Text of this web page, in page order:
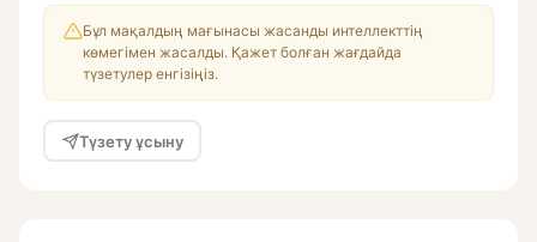
Бұл мақалдың мағынасы жасанды интеллекттің
көмегімен жасалды. Қажет болған жағдайда
түзетулер енгізіңіз.
Түзету ұсыну